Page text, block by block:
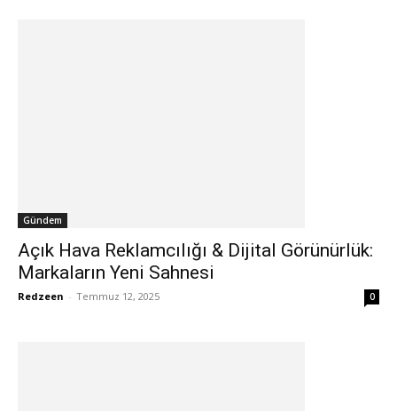
Gündem
Açık Hava Reklamcılığı & Dijital Görünürlük:
Markaların Yeni Sahnesi
Redzeen - Temmuz 12, 2025 0